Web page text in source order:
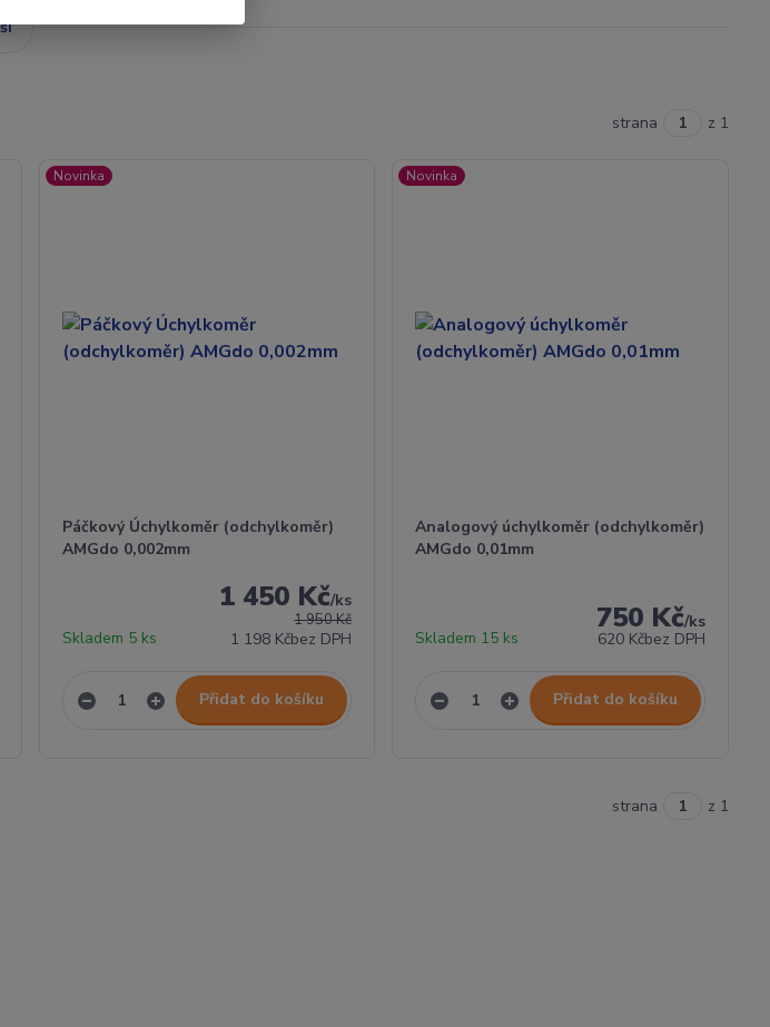
strana z 1
Novinka
Páčkový Úchylkoměr (odchylkoměr)
AMGdo 0,002mm
1 950 Kč
1 450 Kč/ks
1 198 Kčbez DPH
Skladem 5 ks
Přidat do košíku
Novinka
Analogový úchylkoměr (odchylkoměr)
AMGdo 0,01mm
750 Kč/ks
620 Kčbez DPH
Skladem 15 ks
Přidat do košíku
strana z 1